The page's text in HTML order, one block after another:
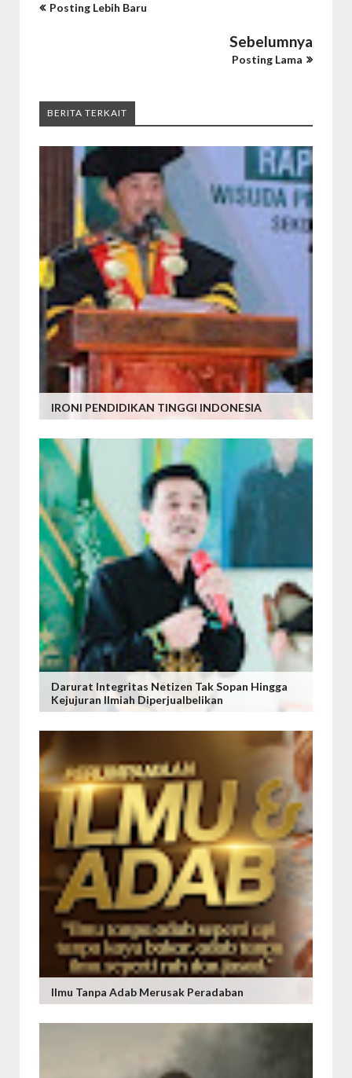
Posting Lebih Baru
Sebelumnya
Posting Lama
BERITA TERKAIT
IRONI PENDIDIKAN TINGGI INDONESIA
Darurat Integritas Netizen Tak Sopan Hingga
Kejujuran Ilmiah Diperjualbelikan
Ilmu Tanpa Adab Merusak Peradaban